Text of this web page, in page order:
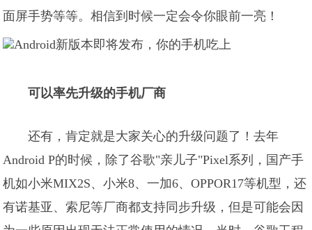
面屏手势等等。相信到时候一定会令你眼前一亮！
可以率先升级的手机厂商
还有，肯定就是大家关心的升级问题了！去年
Android P的时候，除了谷歌"亲儿子"Pixel系列，国产手
机如小米MIX2S、小米8、一加6、OPPOR17等机型，还
有诺基亚、索尼等厂商都支持同步升级，但是可能会因